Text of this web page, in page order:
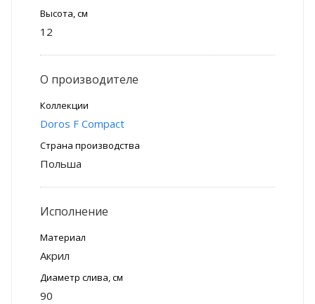
Высота, см
12
О производителе
Коллекции
Doros F Compact
Страна производства
Польша
Исполнение
Материал
Акрил
Диаметр слива, см
90